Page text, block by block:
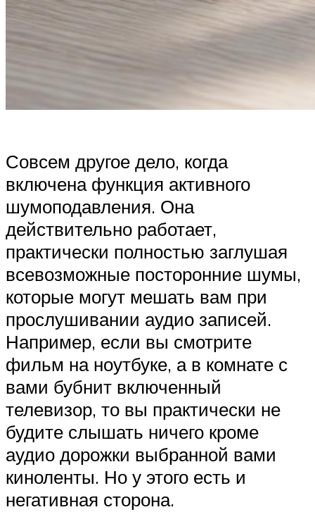
Совсем другое дело, когда
включена функция активного
шумоподавления. Она
действительно работает,
практически полностью заглушая
всевозможные посторонние шумы,
которые могут мешать вам при
прослушивании аудио записей.
Например, если вы смотрите
фильм на ноутбуке, а в комнате с
вами бубнит включенный
телевизор, то вы практически не
будите слышать ничего кроме
аудио дорожки выбранной вами
киноленты. Но у этого есть и
негативная сторона.